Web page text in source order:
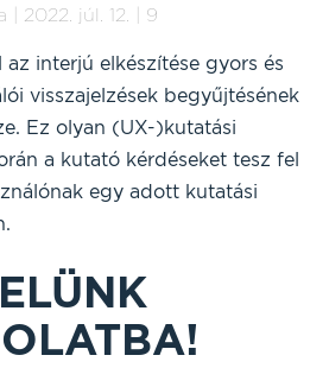
| 2022. júl. 12. | 9
interjú elkészítése gyors és
visszajelzések begyűjtésének
Ez olyan (UX-)kutatási
a kutató kérdéseket tesz fel
egy adott kutatási